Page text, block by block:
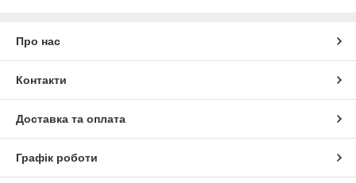
Про нас
Контакти
Доставка та оплата
Графік роботи